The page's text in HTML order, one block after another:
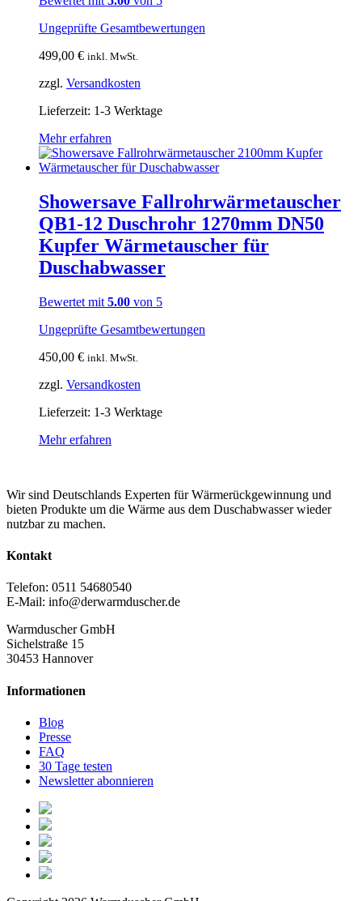
Ungeprüfte Gesamtbewertungen
499,00 € inkl. MwSt.
zzgl. Versandkosten
Lieferzeit: 1-3 Werktage
Mehr erfahren
Showersave Fallrohrwärmetauscher
QB1-12 Duschrohr 1270mm DN50
Kupfer Wärmetauscher für
Duschabwasser
Bewertet mit 5.00 von 5
Ungeprüfte Gesamtbewertungen
450,00 € inkl. MwSt.
zzgl. Versandkosten
Lieferzeit: 1-3 Werktage
Mehr erfahren
Wir sind Deutschlands Experten für Wärmerückgewinnung und
bieten Produkte um die Wärme aus dem Duschabwasser wieder
nutzbar zu machen.
Kontakt
Telefon: 0511 54680540
E-Mail: info@derwarmduscher.de
Warmduscher GmbH
Sichelstraße 15
30453 Hannover
Informationen
Blog
Presse
FAQ
30 Tage testen
Newsletter abonnieren